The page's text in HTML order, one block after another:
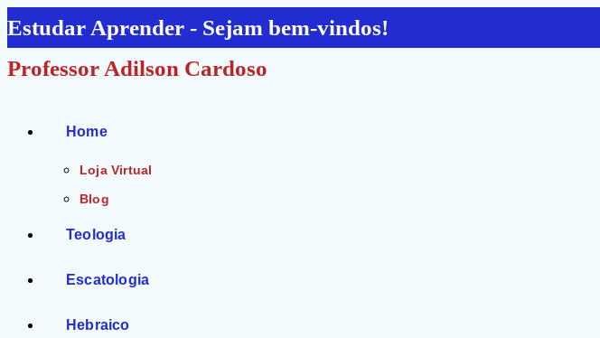
Ir
para
o
Estudar Aprender - Sejam bem-vindos!
Professor Adilson Cardoso
Home
Loja Virtual
Blog
Teologia
Escatologia
Hebraico